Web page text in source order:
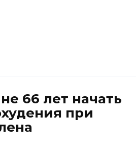
66 лет начать
при